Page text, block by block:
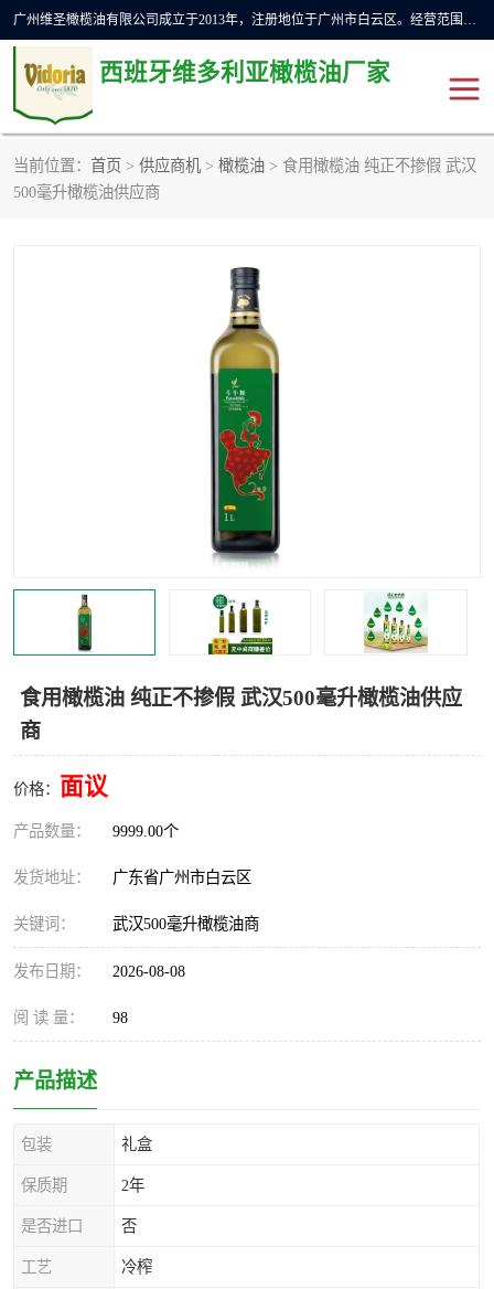
广州维圣橄榄油有限公司成立于2013年，注册地位于广州市白云区。经营范围包括饲料原料销售;畜牧渔业饲料销售;化妆品批发;贸易经纪;食品进出口等，主要产品有：橄榄果渣油，橄榄油，纯橄榄油等。
西班牙维多利亚橄榄油厂家
当前位置： 首页 > 供应商机 > 橄榄油 > 食用橄榄油 纯正不掺假 武汉
500毫升橄榄油供应商
食用橄榄油 纯正不掺假 武汉500毫升橄榄油供应
商
价格： 面议
产品数量： 9999.00个
发货地址： 广东省广州市白云区
关键词： 武汉500毫升橄榄油商
发布日期： 2026-08-08
阅 读 量： 98
产品描述
包装 礼盒
保质期 2年
是否进口 否
工艺 冷榨
橄榄油